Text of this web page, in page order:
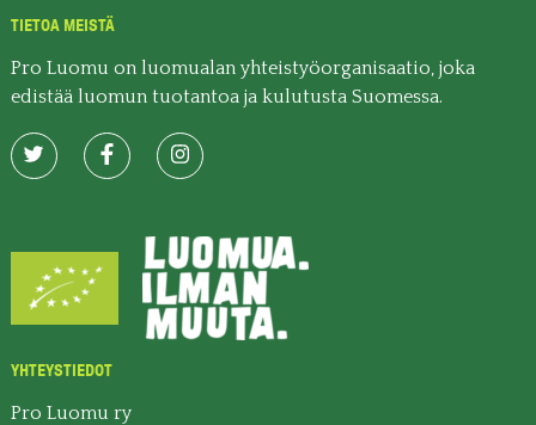
TIETOA MEISTÄ
Pro Luomu on luomualan yhteistyöorganisaatio, joka
edistää luomun tuotantoa ja kulutusta Suomessa.
YHTEYSTIEDOT
Pro Luomu ry